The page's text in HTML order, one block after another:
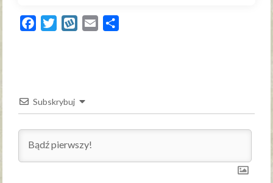
FacebookTwitterWykopEmail
Subskrybuj